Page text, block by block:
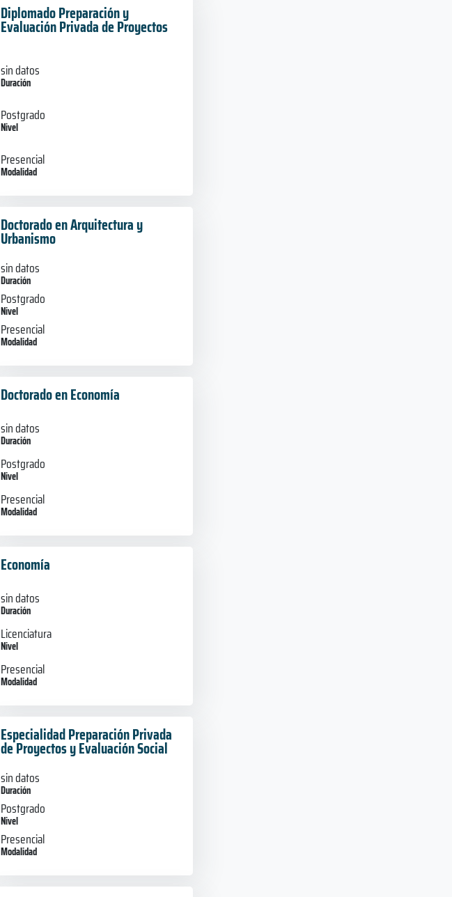
Diplomado Preparación y
Evaluación Privada de Proyectos
sin datos
Duración
Postgrado
Nivel
Presencial
Modalidad
Doctorado en Arquitectura y
Urbanismo
sin datos
Duración
Postgrado
Nivel
Presencial
Modalidad
Doctorado en Economía
sin datos
Duración
Postgrado
Nivel
Presencial
Modalidad
Economía
sin datos
Duración
Licenciatura
Nivel
Presencial
Modalidad
Especialidad Preparación Privada
de Proyectos y Evaluación Social
sin datos
Duración
Postgrado
Nivel
Presencial
Modalidad